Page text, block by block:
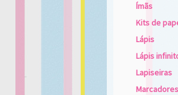
Ímãs
Kits de
Lápis
Lápis
Lapiseiras